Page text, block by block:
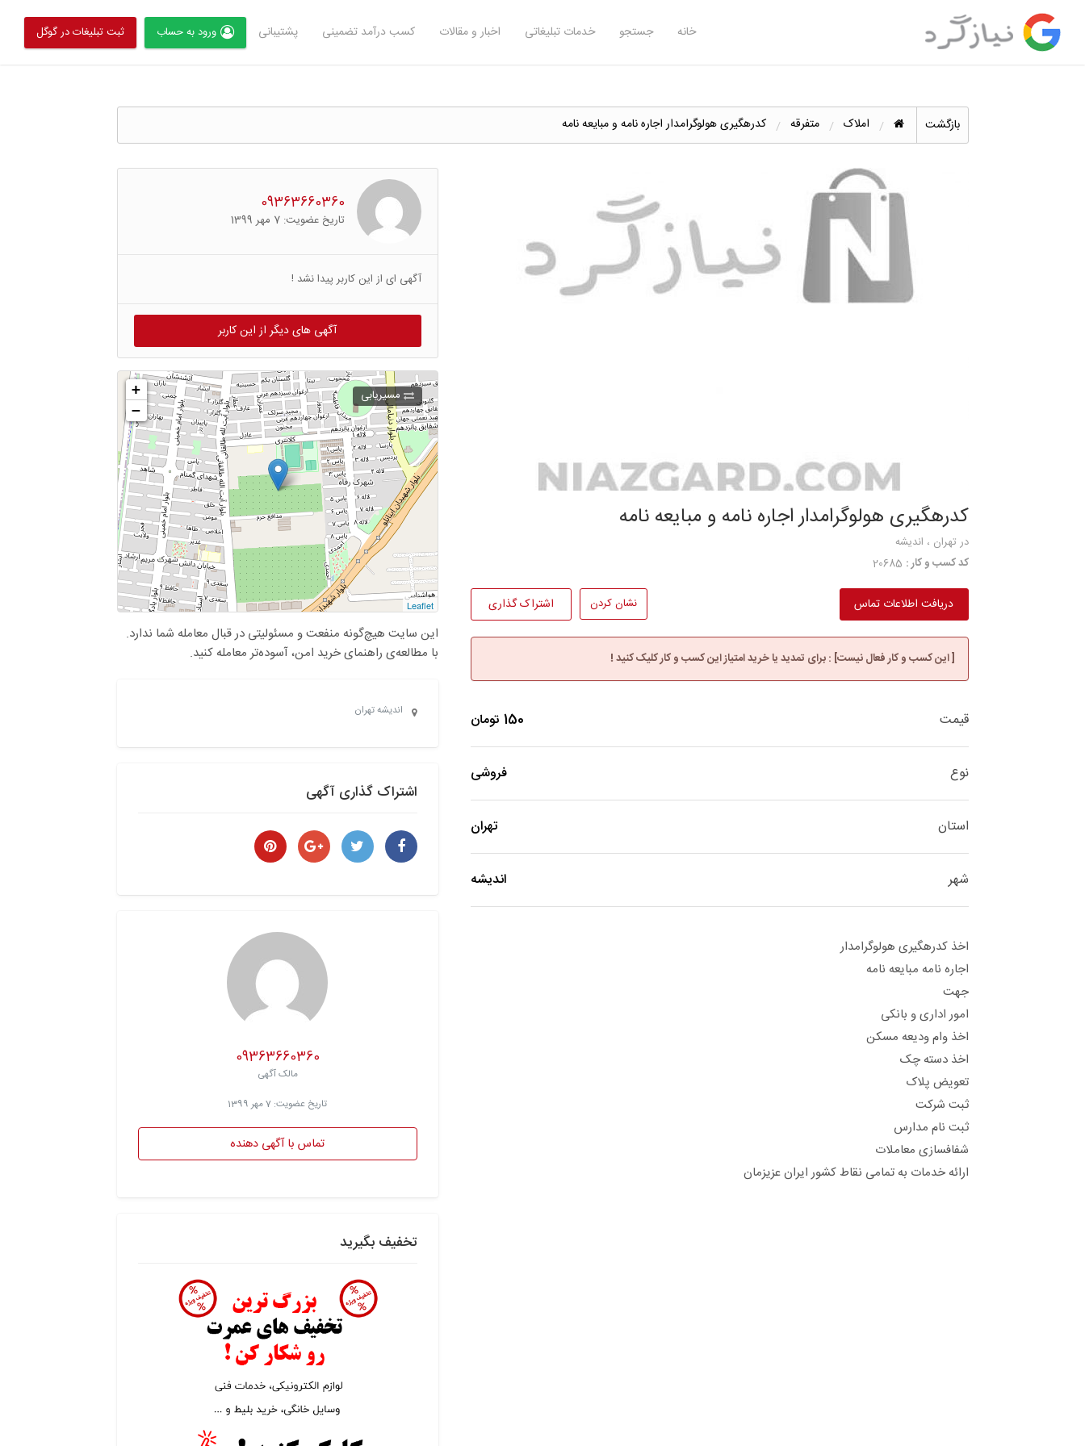
خانه جستجو خدمات تبلیغاتی اخبار و مقالات کسب درآمد تضمینی پشتیبانی ورود به حساب ثبت تبلیغات در گوگل
بازگشت املاک متفرقه کدرهگیری هولوگرامدار اجاره نامه و مبایعه نامه
کدرهگیری هولوگرامدار اجاره نامه و مبایعه نامه
در تهران ، اندیشه
کد کسب و کار :
دریافت اطلاعات تماس نشان کردن اشتراک گذاری
[ این کسب و کار فعال نیست] : برای تمدید یا خرید امتیاز این کسب و کار کلیک کنید !
قیمت 150 تومان
نوع فروشی
استان تهران
شهر اندیشه
اخذ کدرهگیری هولوگرامدار
اجاره نامه مبایعه نامه
جهت
امور اداری و بانکی
اخذ وام ودیعه مسکن
اخذ دسته چک
تعویض پلاک
ثبت شرکت
ثبت نام مدارس
شفافسازی معاملات
ارائه خدمات به تمامی نقاط کشور ایران عزیزمان
09363660360
تاریخ عضویت: 7 مهر 1399
آگهی ای از این کاربر پیدا نشد !
آگهی های دیگر از این کاربر
+
−
Leaflet
مسیریابی
این سایت هیچ‌گونه منفعت و مسئولیتی در قبال معامله شما ندارد.
با مطالعه‌ی راهنمای خرید امن، آسوده‌تر معامله کنید.
اندیشه تهران
اشتراک گذاری آگهی
09363660360
مالک آگهی
تاریخ عضویت: 7 مهر 1399
تماس با آگهی دهنده
تخفیف بگیرید